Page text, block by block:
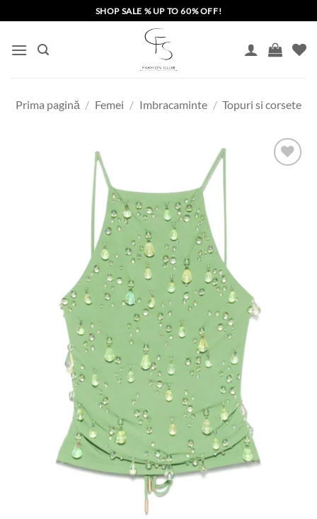
to
content
SHOP SALE % UP TO 60% OFF!
Prima pagină / Femei / Imbracaminte / Topuri si corsete